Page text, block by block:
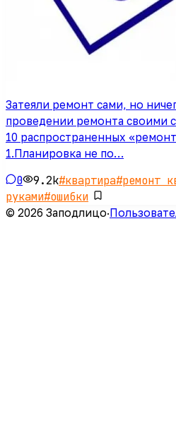
Затеяли ремонт сами, но
проведении ремонта своими
10 распространенных
1.Планировка не по…
0 9.2k#квартира#ремонт
руками#ошибки
© 2026 Заподлицо·